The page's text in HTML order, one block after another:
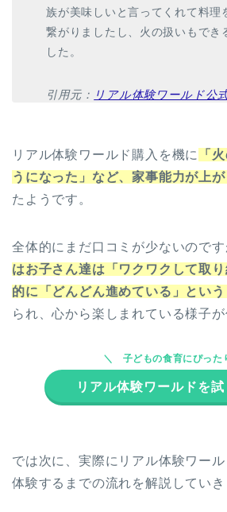
族が美味しいと言ってくれて料理
繋がりましたし、火の扱いもでき
した。
引用元： リアル体験ワールド公
リアル体験ワールド購入を機に
「
うになった」など、家事能力が上
たようです。
全体的にまだ口コミが少ないので
はお子さん達は「ワクワクして取
的に「どんどん進めている」という
られ、心から楽しまれている様子が
子どもの食育にぴった
リアル体験ワールドを
では次に、実際にリアル体験ワー
体験するまでの流れを解説していき